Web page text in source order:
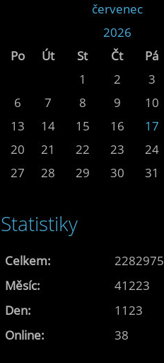
červenec
2026
Po
Út St Čt Pá
1
2 3
6
7 8 9 10
13
14 15 16 17
20
21 22 23 24
27
28 29 30 31
Statistiky
Online: 38
Celkem:
2282975
Měsíc:
41223
Den:
1123